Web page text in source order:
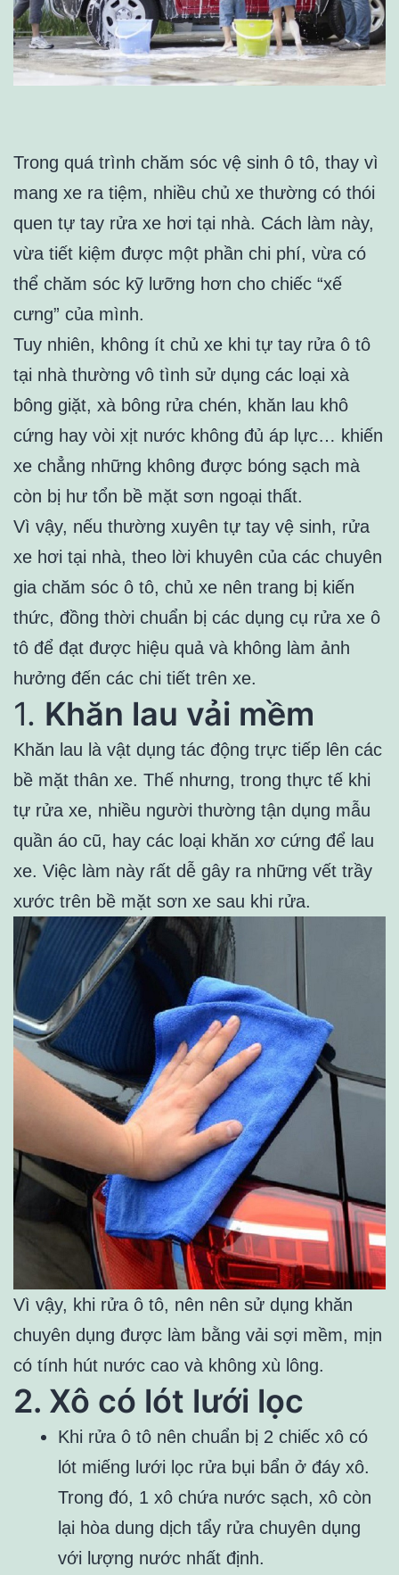
Trong quá trình chăm sóc vệ sinh ô tô, thay vì
mang xe ra tiệm, nhiều chủ xe thường có thói
quen tự tay rửa xe hơi tại nhà. Cách làm này,
vừa tiết kiệm được một phần chi phí, vừa có
thể chăm sóc kỹ lưỡng hơn cho chiếc “xế
cưng” của mình.
Tuy nhiên, không ít chủ xe khi tự tay rửa ô tô
tại nhà thường vô tình sử dụng các loại xà
bông giặt, xà bông rửa chén, khăn lau khô
cứng hay vòi xịt nước không đủ áp lực… khiến
xe chẳng những không được bóng sạch mà
còn bị hư tổn bề mặt sơn ngoại thất.
Vì vậy, nếu thường xuyên tự tay vệ sinh, rửa
xe hơi tại nhà, theo lời khuyên của các chuyên
gia chăm sóc ô tô, chủ xe nên trang bị kiến
thức, đồng thời chuẩn bị các dụng cụ rửa xe ô
tô để đạt được hiệu quả và không làm ảnh
hưởng đến các chi tiết trên xe.
1. Khăn lau vải mềm
Khăn lau là vật dụng tác động trực tiếp lên các
bề mặt thân xe. Thế nhưng, trong thực tế khi
tự rửa xe, nhiều người thường tận dụng mẫu
quần áo cũ, hay các loại khăn xơ cứng để lau
xe. Việc làm này rất dễ gây ra những vết trầy
xước trên bề mặt sơn xe sau khi rửa.
Vì vậy, khi rửa ô tô, nên nên sử dụng khăn
chuyên dụng được làm bằng vải sợi mềm, mịn
có tính hút nước cao và không xù lông.
2. Xô có lót lưới lọc
Khi rửa ô tô nên chuẩn bị 2 chiếc xô có
lót miếng lưới lọc rửa bụi bẩn ở đáy xô.
Trong đó, 1 xô chứa nước sạch, xô còn
lại hòa dung dịch tẩy rửa chuyên dụng
với lượng nước nhất định.